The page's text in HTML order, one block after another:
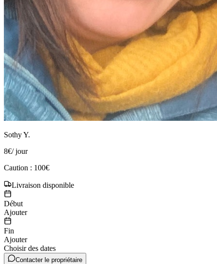
Sothy Y.
8€/ jour
Caution : 100€
Livraison disponible
Début
Ajouter
Fin
Ajouter
Choisir des dates
Contacter le propriétaire